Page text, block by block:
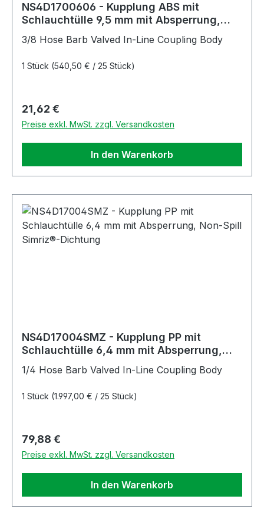
NS4D1700606 - Kupplung ABS mit
Schlauchtülle 9,5 mm mit Absperrung,
3/8 Hose Barb Valved In-Line Coupling Body
1 Stück (540,50 € / 25 Stück)
Regulärer Preis:
21,62 €
Preise exkl. MwSt. zzgl. Versandkosten
In den Warenkorb
NS4D17004SMZ - Kupplung PP mit
Schlauchtülle 6,4 mm mit Absperrung,
1/4 Hose Barb Valved In-Line Coupling Body
1 Stück (1.997,00 € / 25 Stück)
Regulärer Preis:
79,88 €
Preise exkl. MwSt. zzgl. Versandkosten
In den Warenkorb